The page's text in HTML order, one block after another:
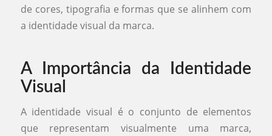
de cores, tipografia e formas que se alinhem com
a identidade visual da marca.
A Importância da Identidade
Visual
A identidade visual é o conjunto de elementos
que representam visualmente uma marca,